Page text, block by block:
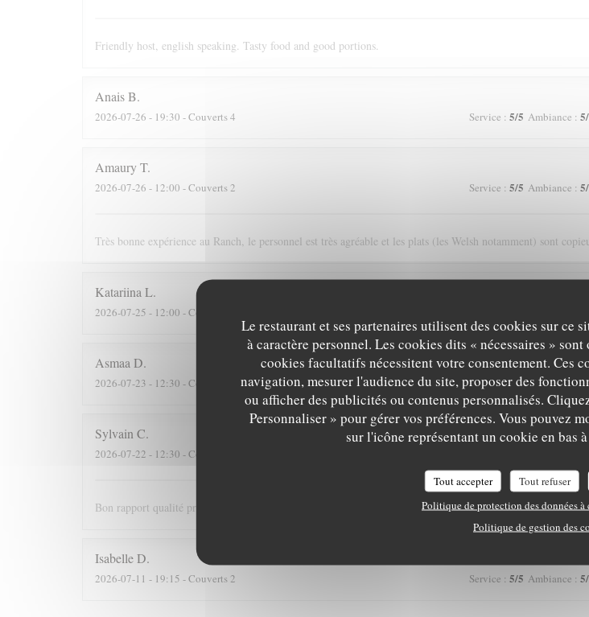
Le restaurant et ses partenaires utilisent des cookies sur ce
à caractère personnel. Les cookies dits « nécessaires »
cookies facultatifs nécessitent votre consentement. Ces
navigation, mesurer l'audience du site, proposer des
ou afficher des publicités ou contenus personnalisés.
Personnaliser » pour gérer vos préférences. Vous pouvez
sur l'icône représentant un cookie en bas
Tout accepter Tout refuser
Politique de protection des données à
Politique de gestion des
Friendly host, english speaking. Tasty food and good portions.
AnaisB
2026-07-26 - 19:30 - Couverts 4 Service : 5/5 Ambiance : 5
AmauryT
2026-07-26 - 12:00 - Couverts 2 Service : 5/5 Ambiance : 5
Très bonne expérience au Ranch, le personnel est très agréable et les plats (les Welsh notamment) sont
Katariina L
2026-07-25 - 12:00 - Couverts 6
Asmaa D
2026-07-23 - 12:30 - Couverts 2 Service:4 /5 Ambiance:5
Sylvain C
2026-07-22 - 12:30 - Couverts 3
Bon rapport qualité prix et personnel très sympathique
IsabelleD
2026-07-11 - 19:15 - Couverts 2 Service : 5/5 Ambiance : 5